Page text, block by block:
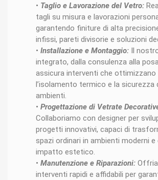
• Taglio e Lavorazione del Vetro:
tagli su misura e lavorazioni
garantendo finiture di alta
infissi, pareti divisorie e soluzioni
• Installazione e Montaggio: Il
integrato, dalla consulenza alla
assicura interventi che ottimizzano
l’isolamento termico e la sicurezza
ambienti.
• Progettazione di Vetrate
Collaboriamo con designer per
progetti innovativi, capaci di
spazi ordinari in ambienti moderni e
impatto estetico.
• Manutenzione e Riparazioni:
interventi rapidi e affidabili per